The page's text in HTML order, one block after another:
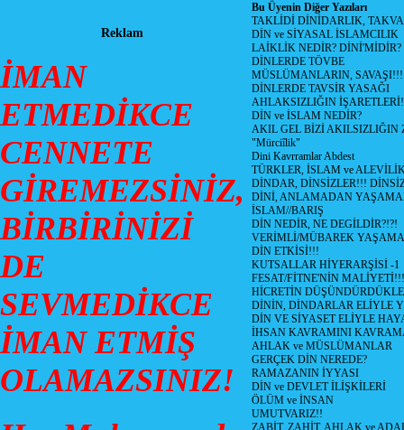
Reklam
İMAN
ETMEDİKCE
CENNETE
GİREMEZSİNİZ,
BİRBİRİNİZİ
DE
SEVMEDİKCE
İMAN ETMİŞ
OLAMAZSINIZ!
Bu Üyenin Diğer Yazıları
TAKLİDİ DİNİDARLIK,
DİN ve SİYASAL İSLAMCILIK
LAİKLİK NEDİR? DİNİ'MİDİR?
DİNLERDE TÖVBE
MÜSLÜMANLARIN, SAVAŞI!!!
DİNLERDE TAVSİR YASAĞI
AHLAKSIZLIĞIN
DİN ve İSLAM NEDİR?
AKIL GEL BİZİ AKILSIZLIĞIN
"Mürciîlik"
Dini Kavrramlar Abdest
TÜRKLER, İSLAM ve
DİNDAR, DİNSİZLER!!!
DİNİ, ANLAMADAN
İSLAM//BARIŞ
DİN NEDİR, NE DEGİLDİR?!?!
VERİMLİ/MÜBAREK
DİN ETKİSİ!!!
KUTSALLAR HİYERARŞİSİ -1
FESAT/FİTNE'NİN MALİYETİ!!!
HİCRETİN
DİNİN, DİNDARLAR ELİYLE
DİN VE SİYASET ELİYLE
İHSAN KAVRAMINI
AHLAK ve MÜSLÜMANLAR
GERÇEK DİN NEREDE?
RAMAZANIN İYYASI
DİN ve DEVLET İLİŞKİLERİ
ÖLÜM ve İNSAN
UMUTVARIZ!!
ZABİT, ZAHİT, AHLAK ve